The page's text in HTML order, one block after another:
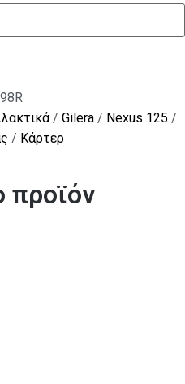
/ Gilera / Nexus 125 /
/ Κάρτερ
προϊόν